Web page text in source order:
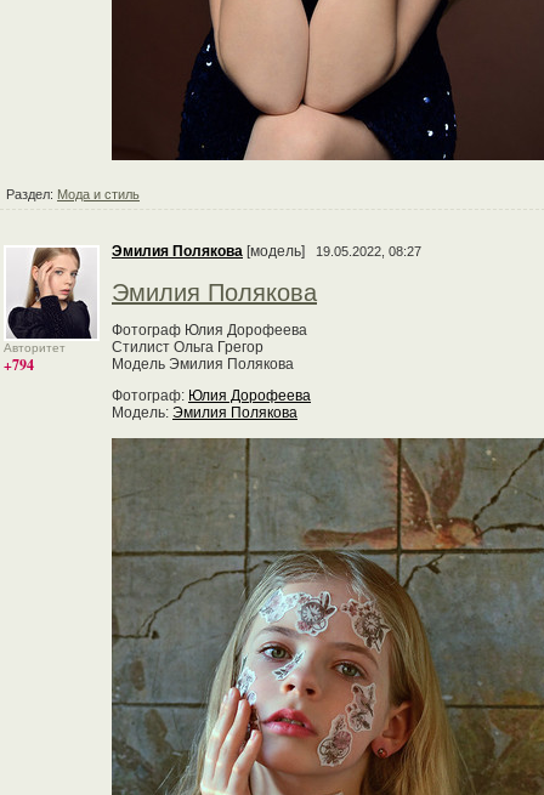
Раздел: Мода и стиль
Авторитет
+794
Эмилия Полякова [модель] 19.05.2022, 08:27
Эмилия Полякова
Фотограф Юлия Дорофеева
Стилист Ольга Грегор
Модель Эмилия Полякова
Фотограф: Юлия Дорофеева
Модель: Эмилия Полякова